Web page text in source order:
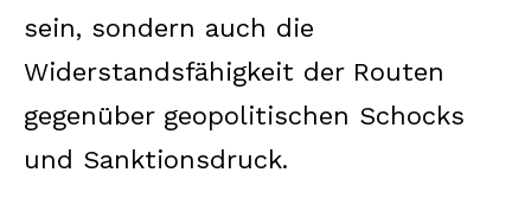
sein, sondern auch die
Widerstandsfähigkeit der Routen
gegenüber geopolitischen Schocks
und Sanktionsdruck.